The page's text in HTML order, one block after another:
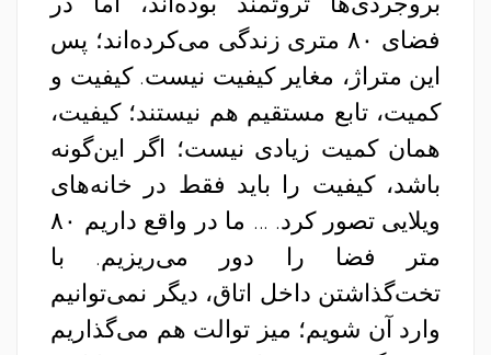
فضای ۸۰ متری زندگی می‌کرده‌اند؛ پس
این متراژ، مغایر کیفیت نیست. کیفیت و
کمیت، تابع مستقیم هم نیستند؛ کیفیت،
همان کمیت زیادی نیست؛ اگر این‌گونه
باشد، کیفیت را باید فقط در خانه‌های
ویلایی تصور کرد. … ما در واقع داریم ۸۰
متر فضا را دور می‌ریزیم. با
تخت‌گذاشتن داخل اتاق، دیگر نمی‌توانیم
وارد آن شویم؛ میز توالت هم می‌گذاریم